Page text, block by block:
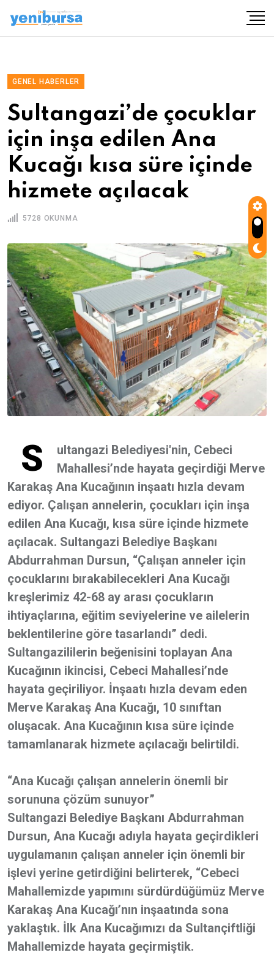
GENEL HABERLER
Sultangazi’de çocuklar
için inşa edilen Ana
Kucağı kısa süre içinde
hizmete açılacak
5728 OKUNMA
S
ultangazi Belediyesi'nin, Cebeci
Mahallesi’nde hayata geçirdiği Merve
Karakaş Ana Kucağının inşaatı hızla devam
ediyor. Çalışan annelerin, çocukları için inşa
edilen Ana Kucağı, kısa süre içinde hizmete
açılacak. Sultangazi Belediye Başkanı
Abdurrahman Dursun, “Çalışan anneler için
çocuklarını bırakabilecekleri Ana Kucağı
kreşlerimiz 42-68 ay arası çocukların
ihtiyaçlarına, eğitim seviyelerine ve ailelerin
beklentilerine göre tasarlandı” dedi.
Sultangazililerin beğenisini toplayan Ana
Kucağının ikincisi, Cebeci Mahallesi’nde
hayata geçiriliyor. İnşaatı hızla devam eden
Merve Karakaş Ana Kucağı, 10 sınıftan
oluşacak. Ana Kucağının kısa süre içinde
tamamlanarak hizmete açılacağı belirtildi.
“Ana Kucağı çalışan annelerin önemli bir
sorununa çözüm sunuyor”
Sultangazi Belediye Başkanı Abdurrahman
Dursun, Ana Kucağı adıyla hayata geçirdikleri
uygulamanın çalışan anneler için önemli bir
işlevi yerine getirdiğini belirterek, “Cebeci
Mahallemizde yapımını sürdürdüğümüz Merve
Karakaş Ana Kucağı’nın inşaatında sona
yaklaştık. İlk Ana Kucağımızı da Sultançiftliği
Mahallemizde hayata geçirmiştik.